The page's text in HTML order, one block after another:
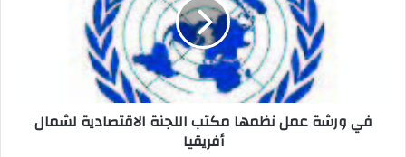
في ورشة عمل نظمها مكتب اللجنة الاقتصادية لشمال
أفريقيا